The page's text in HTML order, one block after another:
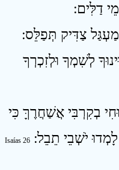
לְשִׁמְךָ וּלְזִכְרְךָ
בְקִרְבִּי אֲשַׁחֲרֶךָּ כִּי
יֹשְׁבֵי תֵבֵל ׃ Isaías 26